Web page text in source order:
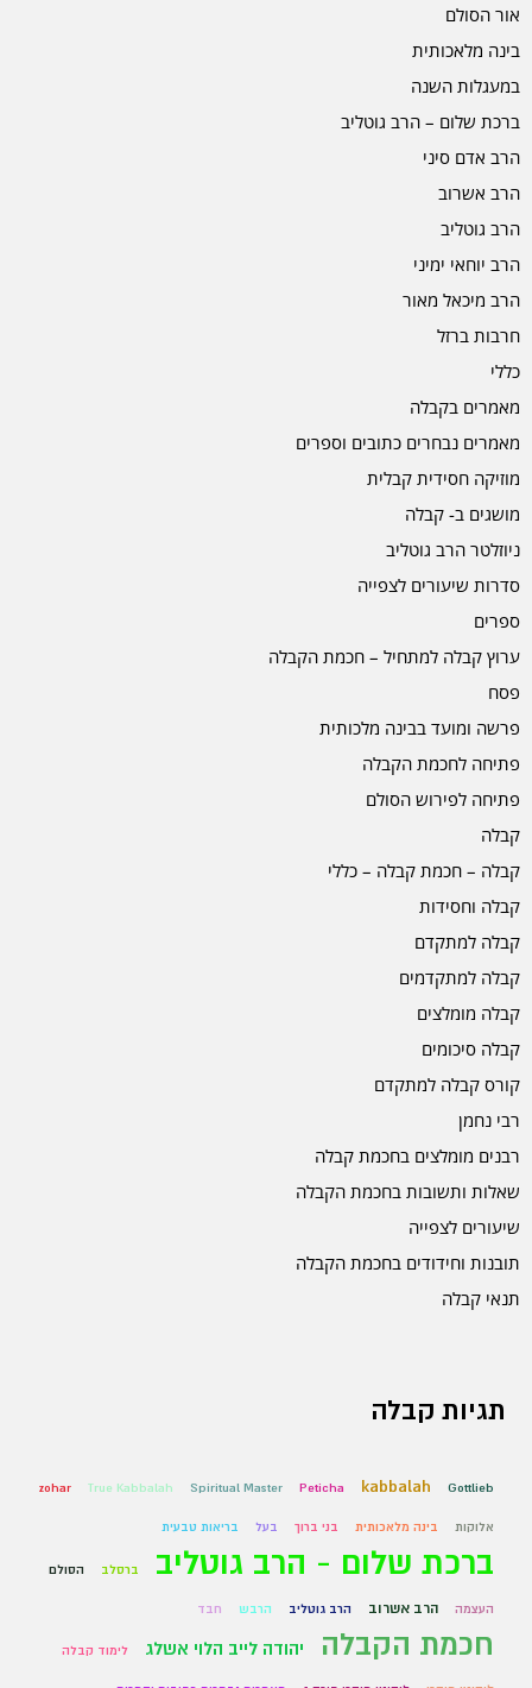
אור הסולם
בינה מלאכותית
במעגלות השנה
ברכת שלום – הרב גוטליב
הרב אדם סיני
הרב אשרוב
הרב גוטליב
הרב יוחאי ימיני
הרב מיכאל מאור
חרבות ברזל
כללי
מאמרים בקבלה
מאמרים נבחרים כתובים וספרים
מוזיקה חסידית קבלית
מושגים ב- קבלה
ניוזלטר הרב גוטליב
סדרות שיעורים לצפייה
ספרים
ערוץ קבלה למתחיל – חכמת הקבלה
פסח
פרשה ומועד בבינה מלכותית
פתיחה לחכמת הקבלה
פתיחה לפירוש הסולם
קבלה
קבלה – חכמת קבלה – כללי
קבלה וחסידות
קבלה למתקדם
קבלה למתקדמים
קבלה מומלצים
קבלה סיכומים
קורס קבלה למתקדם
רבי נחמן
רבנים מומלצים בחכמת קבלה
שאלות ותשובות בחכמת הקבלה
שיעורים לצפייה
תובנות וחידודים בחכמת הקבלה
תנאי קבלה
תגיות קבלה
Gottlieb
kabbalah
Peticha
Spiritual Master
True Kabbalah
zohar
אלוקות בינה מלאכותית בני ברוך בעל בריאות טבעית
ברכת שלום - הרב גוטליב ברסלב הסולם
העצמה הרב אשרוב הרב גוטליב הרבש חבד
חכמת הקבלה יהודה לייב הלוי אשלג לימוד קבלה